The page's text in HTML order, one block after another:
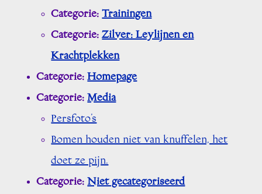
Categorie:Trainingen
Categorie:Zilver: Leylijnen en
Krachtplekken
Categorie:Homepage
Categorie:Media
Persfoto’s
Bomen houden niet van knuffelen, het
doet ze pijn.
Categorie:Niet gecategoriseerd